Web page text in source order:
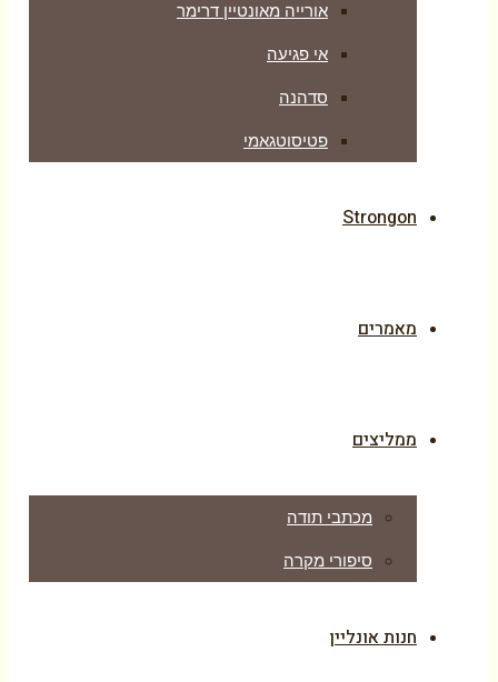
אורייה מאונטיין דרימר
אי פגיעה
סדהנה
פטיסוטגאמי
Strongon
מאמרים
ממליצים
מכתבי תודה
סיפורי מקרה
חנות אונליין